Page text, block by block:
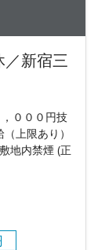
／新宿三
０００円技
上限あり）
地内禁煙 (正